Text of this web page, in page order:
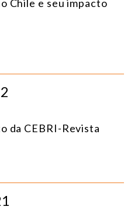
Chile e seu impacto
da CEBRI-Revista